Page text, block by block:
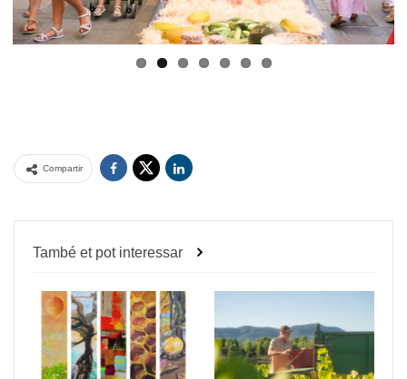
Compartir
També et pot interessar